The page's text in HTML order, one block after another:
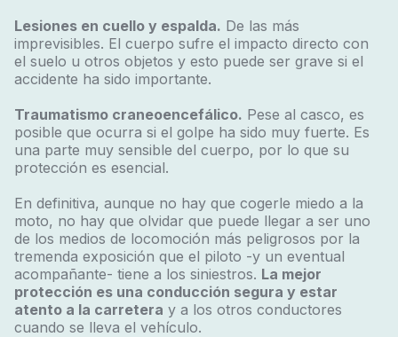
Lesiones en cuello y espalda. De las más
imprevisibles. El cuerpo sufre el impacto directo con
el suelo u otros objetos y esto puede ser grave si el
accidente ha sido importante.
Traumatismo craneoencefálico. Pese al casco, es
posible que ocurra si el golpe ha sido muy fuerte. Es
una parte muy sensible del cuerpo, por lo que su
protección es esencial.
En definitiva, aunque no hay que cogerle miedo a la
moto, no hay que olvidar que puede llegar a ser uno
de los medios de locomoción más peligrosos por la
tremenda exposición que el piloto -y un eventual
acompañante- tiene a los siniestros. La mejor
protección es una conducción segura y estar
atento a la carretera y a los otros conductores
cuando se lleva el vehículo.